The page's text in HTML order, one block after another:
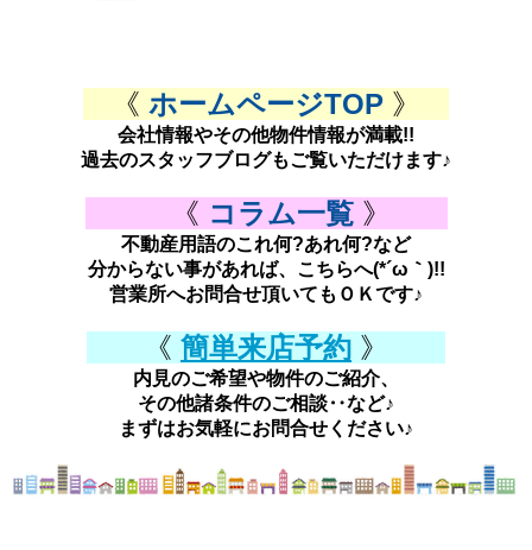
《 ホームページTOP 》
会社情報やその他物件情報が満載!!
過去のスタッフブログもご覧いただけます♪
《 コラム一覧》
不動産用語のこれ何?あれ何?など
分からない事があれば、こちらへ(*´ω｀)!!
営業所へお問合せ頂いてもＯＫです♪
《 簡単来店予約 》
内見のご希望や物件のご紹介、
その他諸条件のご相談‥など♪
まずはお気軽にお問合せください♪